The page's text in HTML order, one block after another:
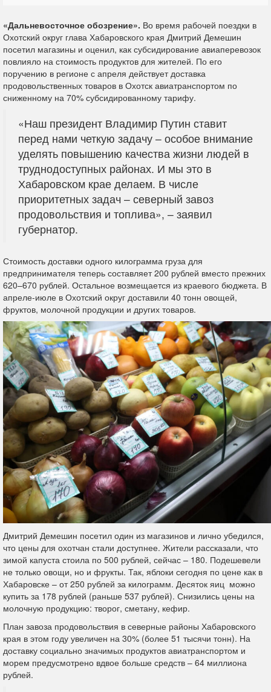
«Дальневосточное обозрение». Во время рабочей поездки в
Охотский округ глава Хабаровского края Дмитрий Демешин
посетил магазины и оценил, как субсидирование авиаперевозок
повлияло на стоимость продуктов для жителей. По его
поручению в регионе с апреля действует доставка
продовольственных товаров в Охотск авиатранспортом по
сниженному на 70% субсидированному тарифу.
«Наш президент Владимир Путин ставит
перед нами четкую задачу – особое внимание
уделять повышению качества жизни людей в
труднодоступных районах. И мы это в
Хабаровском крае делаем. В числе
приоритетных задач – северный завоз
продовольствия и топлива», – заявил
губернатор.
Стоимость доставки одного килограмма груза для
предпринимателя теперь составляет 200 рублей вместо прежних
620–670 рублей. Остальное возмещается из краевого бюджета. В
апреле-июле в Охотский округ доставили 40 тонн овощей,
фруктов, молочной продукции и других товаров.
Дмитрий Демешин посетил один из магазинов и лично убедился,
что цены для охотчан стали доступнее. Жители рассказали, что
зимой капуста стоила по 500 рублей, сейчас – 180. Подешевели
не только овощи, но и фрукты. Так, яблоки сегодня по цене как в
Хабаровске – от 250 рублей за килограмм. Десяток яиц можно
купить за 178 рублей (раньше 537 рублей). Снизились цены на
молочную продукцию: творог, сметану, кефир.
План завоза продовольствия в северные районы Хабаровского
края в этом году увеличен на 30% (более 51 тысячи тонн). На
доставку социально значимых продуктов авиатранспортом и
морем предусмотрено вдвое больше средств – 64 миллиона
рублей.